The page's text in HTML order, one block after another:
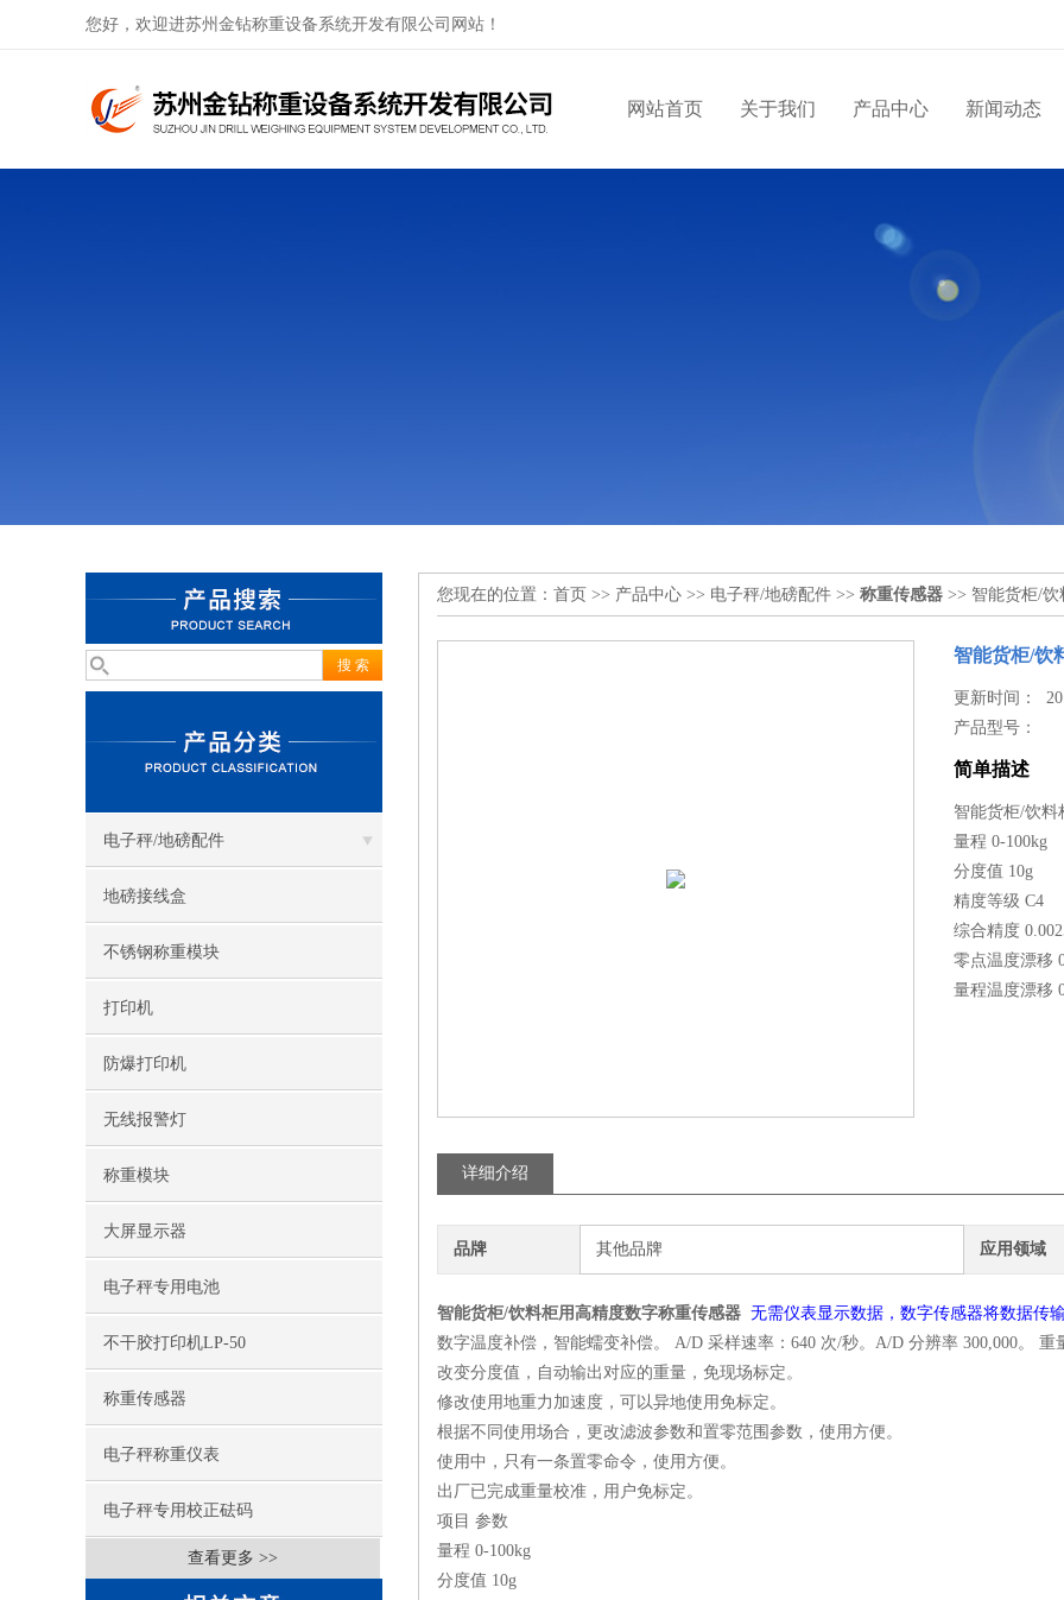
您好，欢迎进苏州金钻称重设备系统开发有限公司网站！
网站首页 关于我们 产品中心 新闻动态
电子秤/地磅配件
地磅接线盒
不锈钢称重模块
打印机
防爆打印机
无线报警灯
称重模块
大屏显示器
电子秤专用电池
不干胶打印机LP-50
称重传感器
电子秤称重仪表
电子秤专用校正砝码
查看更多 >>
您现在的位置： 首页 >> 产品中心 >> 电子秤/地磅配件 >> 称重传感器 >> 智能货柜/
智能货柜/饮
更新时间：
产品型号：
简单描述
智能货柜/饮料
量程 0-100kg
分度值 10g
精度等级 C4
综合精度
零点温度漂移
量程温度漂移
详细介绍
品牌 其他品牌 应用领域
智能货柜/饮料柜用高精度数字称重传感器 无需仪表显示数据，数字传感器将数据传
数字温度补偿，智能蠕变补偿。 A/D 采样速率：640 次/秒。A/D 分辨率 300,000。 重
改变分度值，自动输出对应的重量，免现场标定。
修改使用地重力加速度，可以异地使用免标定。
根据不同使用场合，更改滤波参数和置零范围参数，使用方便。
使用中，只有一条置零命令，使用方便。
出厂已完成重量校准，用户免标定。
项目 参数
量程 0-100kg
分度值 10g